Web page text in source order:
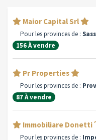
Maior Capital Srl
Pour les provinces de :
156 À vendre
Pr Properties
Pour les provinces de :
87 À vendre
Immobiliare
Pour les provinces de :